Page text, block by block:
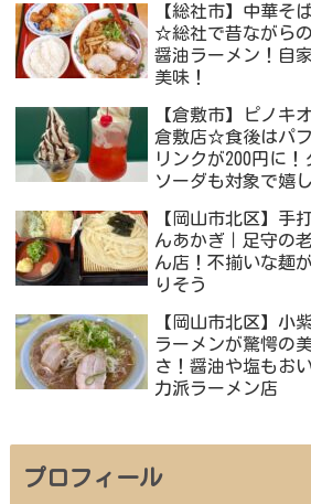
【総社市】中華そ
☆総社で昔ながら
醤油ラーメン！自
美味！
【倉敷市】ピノキ
倉敷店☆食後はパ
リンクが200円に！
ソーダも対象で嬉
【岡山市北区】手
んあかぎ｜足守の
ん店！不揃いな麺
りそう
【岡山市北区】小
ラーメンが驚愕の
さ！醤油や塩もお
力派ラーメン店
プロフィール